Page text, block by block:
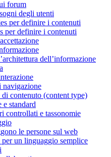
forum
degli utenti
per definire i contenuti
per definire i contenuti
dell’informazione
navigazione
contenuto (content type)
standard
controllati e tassonomie
le persone sul web
un linguaggio semplice